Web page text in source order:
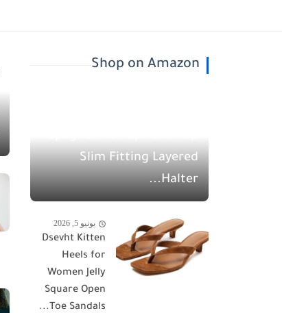
Shop on Amazon
Slim Fitting Layered
Halter...
يونيو 5, 2026
Dsevht Kitten
Heels for
Women Jelly
Square Open
Toe Sandals...